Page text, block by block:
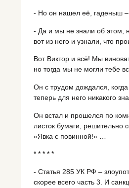
- Но он нашел её, гаденыш –
- Да и мы не знали об этом,
вот из него и узнали, что
Вот Виктор и всё! Мы
но тогда мы не могли тебе
Он с трудом дождался,
теперь для него никакого
Он встал и прошелся по
листок бумаги, решительно
«Явка с повинной!» …
* * * * *
- Статья 285 УК РФ –
скорее всего часть 3. И